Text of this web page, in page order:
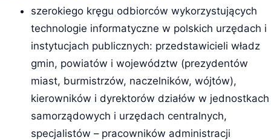
szerokiego kręgu odbiorców wykorzystujących
technologie informatyczne w polskich urzędach i
instytucjach publicznych: przedstawicieli władz
gmin, powiatów i województw (prezydentów
miast, burmistrzów, naczelników, wójtów),
kierowników i dyrektorów działów w jednostkach
samorządowych i urzędach centralnych,
specjalistów – pracowników administracji